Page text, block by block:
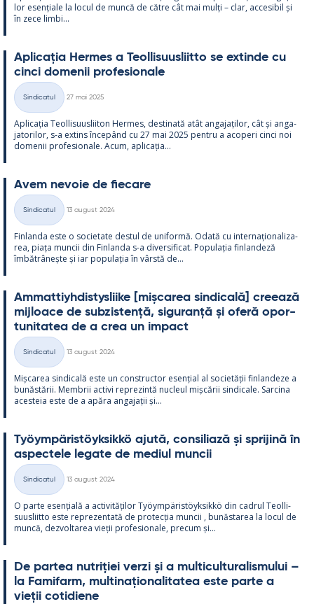
lor esențiale la locul de muncă de către cât mai mulți – clar, acce­si­bil și
în zece limbi...
Aplicația Her­mes a Teol­li­suus­liitto se ex­tinde cu
cinci do­me­nii pro­fe­sio­nale
Categorii
Sindicatul
27 mai 2025
Aplicația Teol­li­suus­lii­ton Her­mes, des­ti­nată atât an­ga­jați­lor, cât și an­ga­
ja­to­ri­lor, s-a ex­tins începând cu 27 mai 2025 pentru a aco­peri cinci noi
do­me­nii pro­fe­sio­nale. Acum, aplicația...
Avem ne­voie de fiecare
Categorii
Sindicatul
13 august 2024
Fin­landa este o socie­tate des­tul de uni­formă. Odată cu in­ter­națio­na­liza­
rea, piața muncii din Fin­landa s-a di­ver­si­ficat. Po­pu­lația fin­lan­deză
îmbătrâ­nește și iar po­pu­lația în vârstă de...
Am­mat­tiyh­dis­tys­liike [mișca­rea sin­dicală] cree­ază
mij­loace de subzis­tență, si­gu­ranță și oferă opor­
tu­ni­ta­tea de a crea un im­pact
Categorii
Sindicatul
13 august 2024
Mișca­rea sin­dicală este un con­struc­tor esențial al societății fin­lan­deze a
bunăstă­rii. Mem­brii ac­tivi reprezintă nucleul mișcă­rii sin­dicale. Sarcina
aces­teia este de a apăra an­ga­jații și...
Työym­pä­ris­töyk­sikkö ajută, con­si­liază și spri­jină în
as­pec­tele le­gate de me­diul muncii
Categorii
Sindicatul
13 august 2024
O parte esențială a ac­ti­vități­lor Työym­pä­ris­töyk­sikkö din cadrul Teol­li­
suus­liitto este reprezen­tată de pro­tecția muncii , bunăs­ta­rea la locul de
muncă, dez­vol­ta­rea vieții pro­fe­sio­nale, precum și...
De par­tea nut­riției verzi și a mul­ticul­tu­ra­lis­mu­lui –
la Fa­mi­farm, mul­ti­națio­na­li­ta­tea este parte a
vieții co­ti­diene